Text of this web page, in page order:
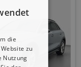
die
zu
Nutzung